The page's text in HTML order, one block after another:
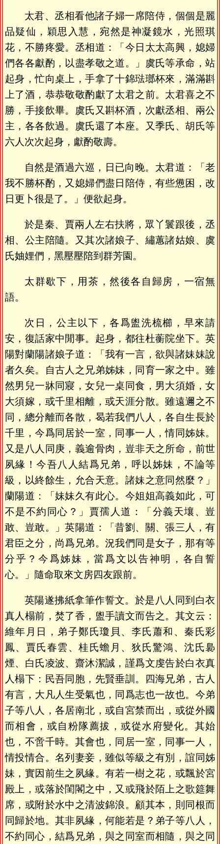
太君、丞相看他諸子婦一席陪侍，個個是麗
品疑仙，穎思入慧，宛然是神凝鏡水，光照琪
花，不勝疼愛。丞相道：「今日太太高興，媳婦
們各各獻酌，以盡孝敬之道。」虞氏等承命，站
起身，忙向桌上，手拿了十錦琺瑯杯來，滿滿斟
上了酒，恭恭敬敬酌獻了太君之前。太君喜之不
勝，手接飲畢。虞氏又斟杯酒，次獻丞相、兩公
主，各各飲過。虞氏還了本座。又季氏、胡氏等
六人次次起身，獻酌敬壽。
自然是酒過六巡，日已向晚。太君道：「老
我不勝杯酌，又媳婦們盡日陪侍，有些憊困，改
日更卜很是了。」便欲起身。
於是秦、賈兩人左右扶將，眾丫鬟跟後，丞
相、公主陪隨。又其次諸娘子、繡蕙諸姑娘、虞
氏妯娌們，黑壓壓陪到群芳園。
太群歇下，用茶，然後各自歸房，一宿無
語。
次日，公主以下，各爲盥洗梳櫛，早來請
安，復話家中閒事。起身，都往杜蘅院坐下。英
陽對蘭陽諸娘子道：「我有一言，欲與諸妹妹說
者久矣。自古人之兄弟姊妹，同育一家之中。雖
然男兒一牀同寢，女兒一桌同食，男大須婚，女
大須嫁，或千里相離，或天涯分散。雖遠邇之不
同，總分離而各散，曷若我們八人，各自生長於
千里，今爲同居於一室，同事一人，情同姊妹。
又是八人同庚，義逾骨肉，豈非天之所命，前世
夙緣！今吾八人結爲兄弟，呼以姊妹，不論等
級，以終餘生，允合天意。諸妹之意同然麼？」
蘭陽道：「妹妹久有此心。今姐姐高義如此，可
不是不約同心？」賈孺人道：「分義天壤、豈
敢、豈敢。」英陽道：「昔劉、關、張三人，有
君臣之分，尚爲兄弟。況我們同是女子，那有等
分乎？今爲姊妹，當爲文以告神明，各自誓
心。」隨命取來文房四友跟前。
英陽遂拂紙拿筆作誓文。於是八人同到白衣
真人榻前，焚了香，盥手讀文而告之。其文云：
維年月日，弟子鄭氏瓊貝、李氏蕭和、秦氏彩
鳳、賈氏春雲、桂氏蟾月、狄氏驚鴻、沈氏裊
煙、白氏凌波、齋沐潔誠，謹爲文虔告於白衣真
人榻下：民吾同胞，先賢垂訓。四海兄弟，古人
有言，大凡人生受氣也，同爲志也一故也。今弟
子等八人，各居南北，或自宮禁而出，或從外國
而相會，或自粉隊薦拔，或從水府變化。其始
也，不啻千時。其會也，同居一室，同事一人，
情投情合。名列妻妾，雖似等級之有別，誼同姊
妹，實因前生之夙緣。有若一樹之花，或飄於宮
殿上，或落於閨閣之中，又或飛於陌上之歌筵舞
席，或附於水中之清波錦浪。顧其本，則同根而
同歸於地。其非夙緣，何能若是？弟子等八人，
不約同心，結爲兄弟，與之同室而相隨，與之同